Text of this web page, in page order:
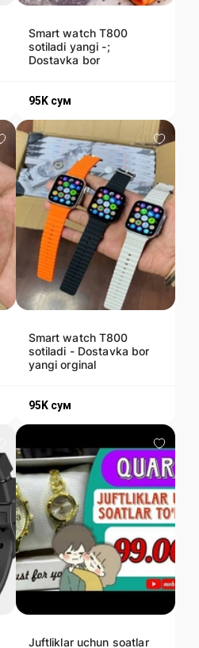
Smart watch T800
sotiladi yangi -;
Dostavka bor
95K сум
Smart watch T800
sotiladi - Dostavka bor
yangi orginal
95K сум
Juftliklar uchun soatlar